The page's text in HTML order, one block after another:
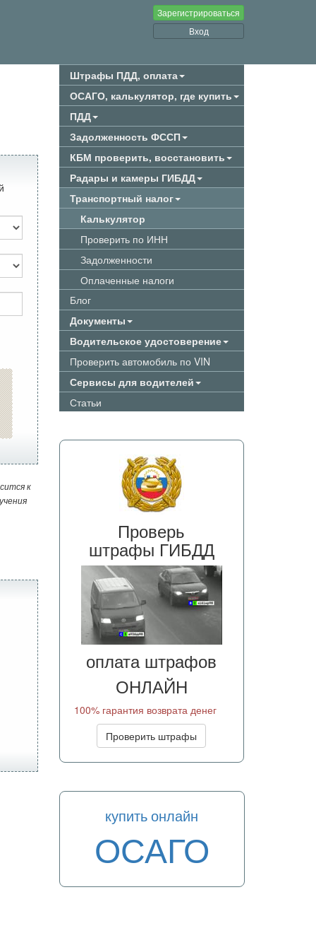
Зарегистрироваться
Вход
к
Штрафы ПДД, оплата
ОСАГО, калькулятор, где купить
ПДД
Задолженность ФССП
КБМ проверить, восстановить
Радары и камеры ГИБДД
Транспортный налог
Калькулятор
Проверить по ИНН
Задолженности
Оплаченные налоги
Блог
Документы
Водительское удостоверение
Проверить автомобиль по VIN
Сервисы для водителей
Статьи
Проверь
штрафы ГИБДД
оплата штрафов
ОНЛАЙН
100% гарантия возврата денег
Проверить штрафы
купить онлайн
ОСАГО